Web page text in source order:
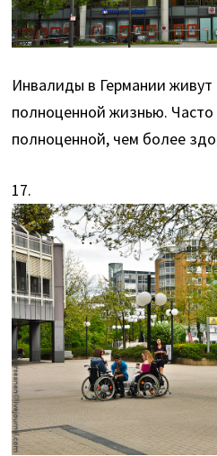
Инвалиды в Германии
полноценной жизнью.
полноценной, чем более
17.